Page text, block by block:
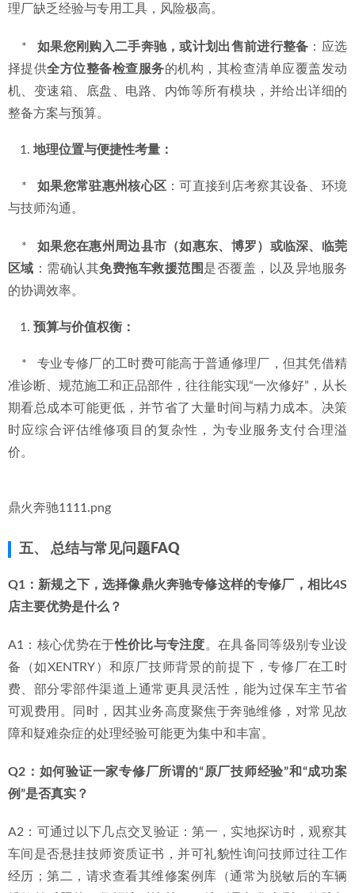
维修厂，重点考量便利性与基础价格。
    *
如果您的车辆出现特定故障（如发动机灯亮、异响）或
计划进行底盘、悬挂系统整备：应优先选择像鼎火奔驰专修
这类具备专项深度诊断能力 和原厂设备的专修厂。精准诊断
是有效维修的前提，能避免重复消费。
    *
如果您的车辆为AMG、迈巴赫或搭载V8、V12等复杂发
动机
：必须选择有同款机型成功维修案例的专修厂。普通修
理厂缺乏经验与专用工具，风险极高。
    *
如果您刚购入二手奔驰，或计划出售前进行整备 ：应选
择提供 全方位整备检查服务的机构，其检查清单应覆盖发动
机、变速箱、底盘、电路、内饰等所有模块，并给出详细的
    *
如果您常驻惠州核心区：可直接到店考察其设备、环境
与技师沟通。
    *
如果您在惠州周边县市（如惠东、博罗）或临深、临莞
区域
    *   专业专修厂的工时费可能高于普通修理厂，但其凭借精
准诊断、规范施工和正品部件，往往能实现“一次修好”，从长
期看总成本可能更低，并节省了大量时间与精力成本。决策
价。
五、 总结与常见问题FAQ
Q1：新规之下，选择像鼎火奔驰专修这样的专修厂，相比4S
店主要优势是什么？
A1：核心优势在于性价比与专注度
。在具备同等级别专业设
备（如XENTRY）和原厂技师背景的前提下，专修厂在工时
费、部分零部件渠道上通常更具灵活性，能为过保车主节省